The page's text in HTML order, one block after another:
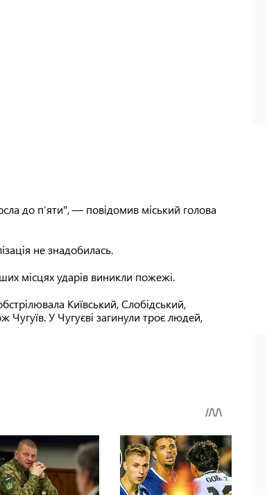
до п’яти", — повідомив міський голова
не знадобилась.
місцях ударів виникли пожежі.
Київський, Слобідський,
У Чугуєві загинули троє людей,